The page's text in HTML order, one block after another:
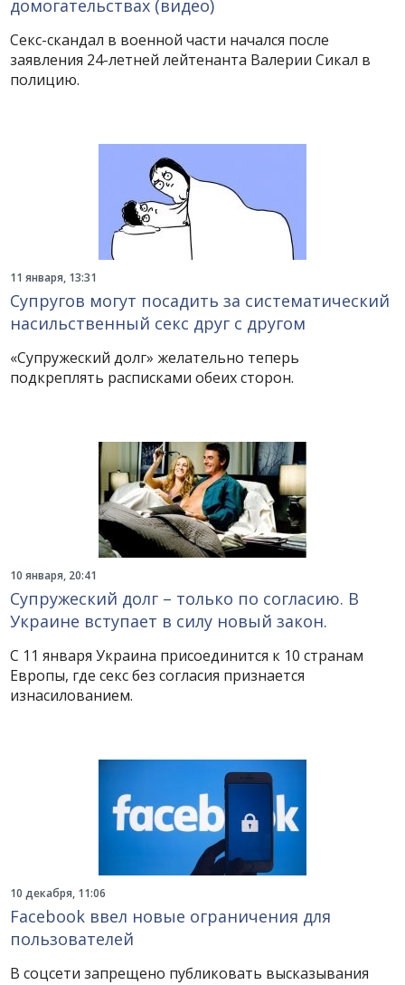
домогательствах (видео)
Секс-скандал в военной части начался после
заявления 24-летней лейтенанта Валерии Сикал в
полицию.
11 января, 13:31
Супругов могут посадить за систематический
насильственный секс друг с другом
«Супружеский долг» желательно теперь
подкреплять расписками обеих сторон.
10 января, 20:41
Супружеский долг – только по согласию. В
Украине вступает в силу новый закон.
С 11 января Украина присоединится к 10 странам
Европы, где секс без согласия признается
изнасилованием.
10 декабря, 11:06
Facebook ввел новые ограничения для
пользователей
В соцсети запрещено публиковать высказывания